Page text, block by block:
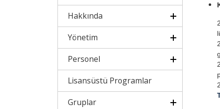
Hakkında
Yönetim
Personel
Lisansüstü Programlar
Gruplar